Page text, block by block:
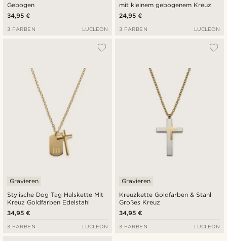
Gebogen
34,95 €
3 FARBEN LUCLEON
mit kleinem gebogenem Kreuz
24,95 €
3 FARBEN LUCLEON
Stylische Dog Tag Halskette Mit
Kreuz Goldfarben Edelstahl
Gravieren
34,95 €
3 FARBEN LUCLEON
Kreuzkette Goldfarben & Stahl
Großes Kreuz
Gravieren
34,95 €
3 FARBEN LUCLEON